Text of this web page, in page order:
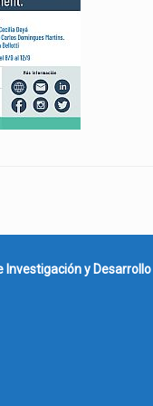
Investigación y